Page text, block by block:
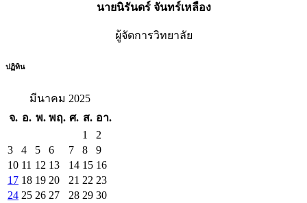
นายนิรันดร์ จันทร์เหลือง
ผู้จัดการวิทยาลัย
ปฏิทิน
มีนาคม 2025
จ. อ. พ. พฤ. ศ. ส. อา.
1
2
3
4 5 6 7 8
9
10 11 12 13 14 15 16
17 18 19 20 21 22 23
24 25 26 27 28 29 30